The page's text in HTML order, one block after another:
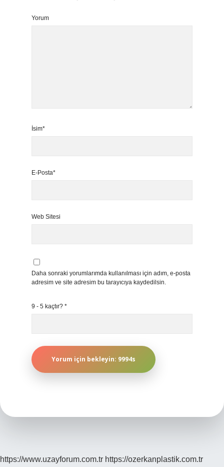
Yorum
İsim*
E-Posta*
Web Sitesi
Daha sonraki yorumlarımda kullanılması için adım, e-posta
adresim ve site adresim bu tarayıcıya kaydedilsin.
9 - 5 kaçtır? *
https://www.uzayforum.com.tr https://ozerkanplastik.com.tr